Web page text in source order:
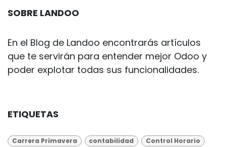
SOBRE LANDOO
En el Blog de Landoo encontrarás artículos
que te servirán para entender mejor Odoo y
poder explotar todas sus funcionalidades.
ETIQUETAS
Carrera Primavera contabilidad Control Horario